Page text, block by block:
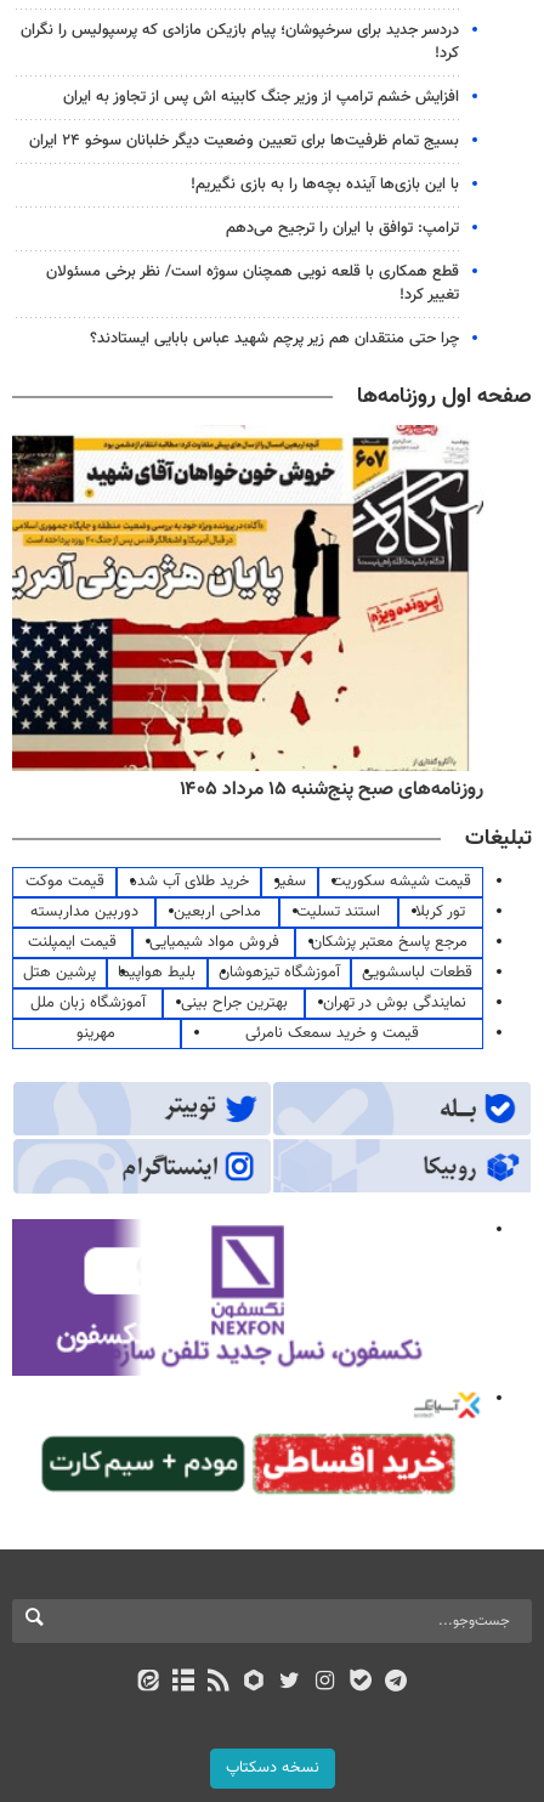
دردسر جدید برای سرخپوشان؛ پیام بازیکن مازادی که پرسپولیس را نگران
کرد!
افزایش خشم ترامپ از وزیر جنگ کابینه اش پس از تجاوز به ایران
بسیج تمام ظرفیت‌ها برای تعیین وضعیت دیگر خلبانان سوخو ۲۴ ایران
با این بازی‌ها آینده بچه‌ها را به بازی نگیریم!
ترامپ: توافق با ایران را ترجیح می‌دهم
قطع همکاری با قلعه نویی همچنان سوژه است/ نظر برخی مسئولان
تغییر کرد!
چرا حتی منتقدان هم زیر پرچم شهید عباس بابایی ایستادند؟
صفحه اول روزنامه‌ها
روزنامه‌های صبح پنج‌شنبه ۱۵ مرداد ۱۴۰۵
تبلیغات
قیمت شیشه سکوریت سفیر خرید طلای آب شده
قیمت موکت
تور کربلا
استند تسلیت مداحی اربعین
دوربین مداربسته
مرجع پاسخ معتبر پزشکان
فروش مواد شیمیایی
قیمت ایمپلنت
قطعات لباسشویی
آموزشگاه تیزهوشان بلیط هواپیما
پرشین هتل
نمایندگی بوش در تهران
بهترین جراح بینی
آموزشگاه زبان ملل
قیمت و خرید سمعک نامرئی
مهرینو
نسخه دسکتاپ